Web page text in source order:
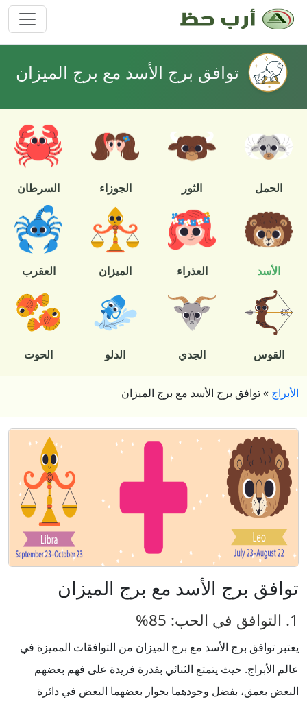
توافق برج الأسد مع برج الميزان
الحمل الثور الجوزاء السرطان
الأسد العذراء الميزان العقرب
القوس الجدي الدلو الحوت
الأبراج »توافق برج الأسد مع برج الميزان
توافق برج الأسد مع برج الميزان
1. التوافق في الحب: 85%
يعتبر توافق برج الأسد مع برج الميزان من التوافقات المميزة في
عالم الأبراج. حيث يتمتع الثنائي بقدرة فريدة على فهم بعضهم
البعض بعمق، بفضل وجودهما بجوار بعضهما البعض في دائرة